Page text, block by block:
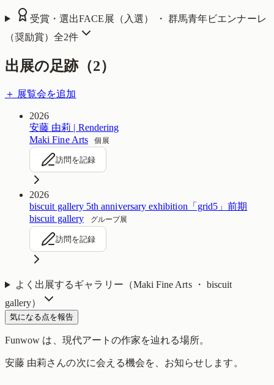
受賞・選出FACE展（入選） ・ 群馬青年ビエンナーレ
（奨励賞）全2件
出展の足跡（2）
＋ 展覧会を追加
2026
安藤 由莉 | Rendering
Maki Fine Arts
個展
訪問を記録
2026
biscuit gallery 5th anniversary exhibition「grid5」前期
biscuit gallery
グループ展
訪問を記録
よく出展するギャラリー（Maki Fine Arts ・ biscuit
gallery）
気になる点を報告
Funwow は、現代アートの作家を辿れる場所。
安藤 由莉さんの次に会える機会を、お知らせします。